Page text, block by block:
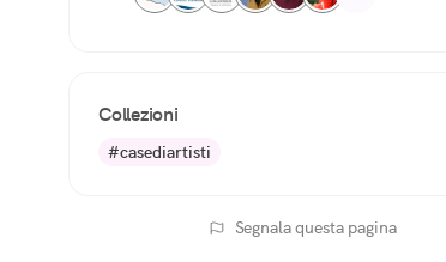
Collezioni
#casediartisti
Segnala questa pagina